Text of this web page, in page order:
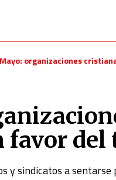
Mayo: organizaciones
del
y sindicatos a